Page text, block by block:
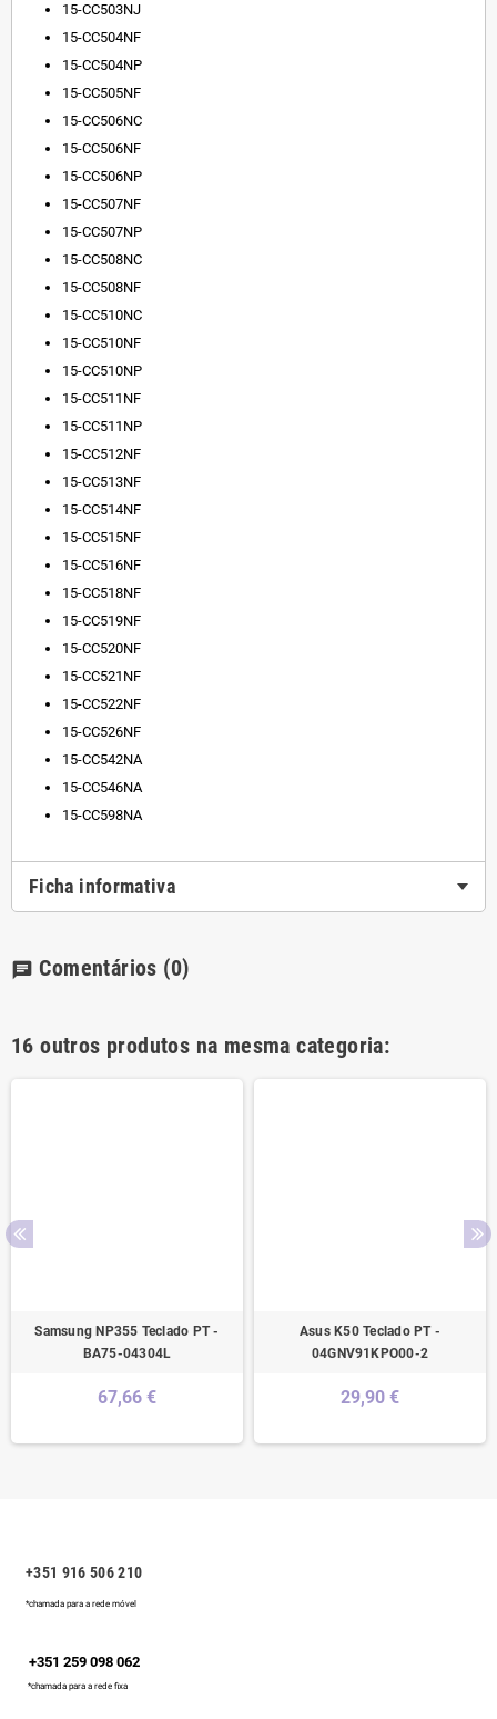
1 5-CC503NJ
15-CC504NF
15-CC504NP
15-CC505NF
15-CC506NC
15-CC506NF
15-CC506NP
15-CC507NF
15-CC507NP
15-CC508NC
15-CC508NF
15-CC510NC
15-CC510NF
15-CC510NP
15-CC511NF
15-CC511NP
15-CC512NF
15-CC513NF
15-CC514NF
15-CC515NF
15-CC516NF
15-CC518NF
15-CC519NF
15-CC520NF
15-CC521NF
15-CC522NF
15-CC526NF
15-CC542NA
15-CC546NA
15-CC598NA
Ficha informativa
chat Comentários (0)
16 outros produtos na mesma categoria:
Samsung NP355 Teclado PT -
BA75-04304L
67,66 €
Asus K50 Teclado PT -
04GNV91KPO00-2
29,90 €
+351 916 506 210
*chamada para a rede móvel
+351 259 098 062
*chamada para a rede fixa